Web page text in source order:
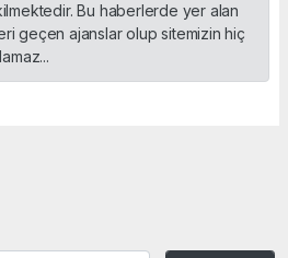
Bu haberlerde yer alan
geçen ajanslar olup sitemizin hiç